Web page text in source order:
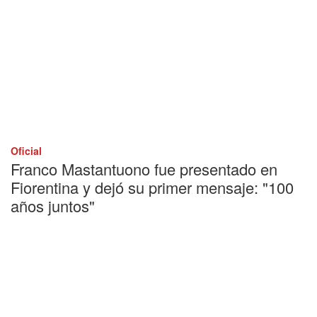
Oficial
Franco Mastantuono fue presentado en
Fiorentina y dejó su primer mensaje: "100
años juntos"